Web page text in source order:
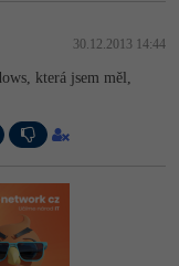
30.12.2013 14:44
která jsem měl,